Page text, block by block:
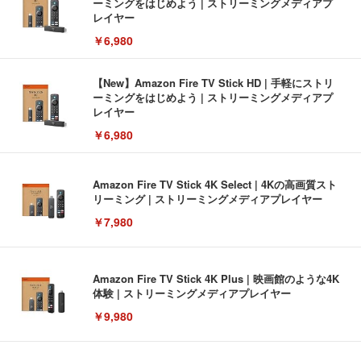
ーミングをはじめよう | ストリーミングメディアプ
レイヤー
￥6,980
【New】Amazon Fire TV Stick HD | 手軽にストリ
ーミングをはじめよう | ストリーミングメディアプ
レイヤー
￥6,980
Amazon Fire TV Stick 4K Select | 4Kの高画質スト
リーミング | ストリーミングメディアプレイヤー
￥7,980
Amazon Fire TV Stick 4K Plus | 映画館のような4K
体験 | ストリーミングメディアプレイヤー
￥9,980